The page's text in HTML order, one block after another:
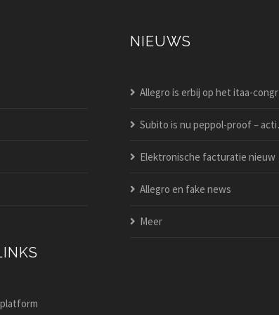
NIEUWS
Allegro is erbij op het itaa-congres 2025!
Subito is nu peppol-proof – activeer het vandaag nog
Elektronische facturatie nieuw in allegro popsy?
Allegro en fake news
Meer